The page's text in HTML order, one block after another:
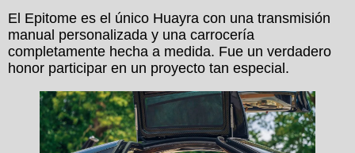
El Epitome es el único Huayra con una transmisión
manual personalizada y una carrocería
completamente hecha a medida. Fue un verdadero
honor participar en un proyecto tan especial.